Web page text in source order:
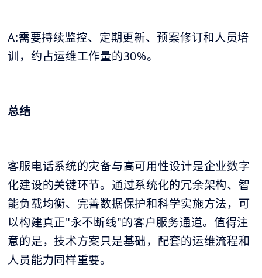
A:需要持续监控、定期更新、预案修订和人员培
训，约占运维工作量的30%。
总结
客服电话系统的灾备与高可用性设计是企业数字
化建设的关键环节。通过系统化的冗余架构、智
能负载均衡、完善数据保护和科学实施方法，可
以构建真正"永不断线"的客户服务通道。值得注
意的是，技术方案只是基础，配套的运维流程和
人员能力同样重要。